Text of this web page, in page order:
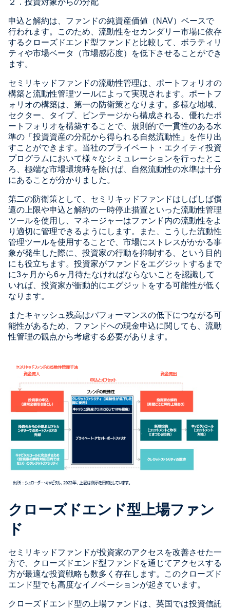
２．投資対象からの分配
申込と解約は、ファンドの純資産価値（NAV）ベースで
行われます。このため、流動性をセカンダリー市場に依存
するクローズドエンド型ファンドと比較して、ボラティリ
ティや市場ベータ（市場感応度）を低下させることができ
ます。
セミリキッドファンドの流動性管理は、ポートフォリオの
構築と流動性管理ツールによって実現されます。ポートフ
ォリオの構築は、第一の防衛策となります。多様な地域、
セクター、タイプ、ビンテージから構成される、優れたポ
ートフォリオを構築することで、規則的で一貫性のある水
準の「投資資産の分配から得られる自然流動性」を作り出
すことができます。当社のプライベート・エクイティ投資
プログラムにおいて様々なシミュレーションを行ったとこ
ろ、極端な市場環境時を除けば、自然流動性の水準は十分
にあることが分かりました。
第二の防衛策として、セミリキッドファンドはしばしば償
還の上限や申込と解約の一時停止措置といった流動性管理
ツールを使用し、マネージャーはファンド内の流動性をよ
り適切に管理できるようにします。また、こうした流動性
管理ツールを使用することで、市場にストレスがかかる事
象が発生した際に、投資家の行動を抑制する、という目的
にも役立ちます。投資家がファンドをエグジットするまで
に3ヶ月から6ヶ月待たなければならないことを認識して
いれば、投資家が衝動的にエグジットをする可能性が低く
なります。
またキャッシュ残高はパフォーマンスの低下につながる可
能性があるため、ファンドへの現金申込に関しても、流動
性管理の観点から考慮する必要があります。
クローズドエンド型上場ファン
ド
セミリキッドファンドが投資家のアクセスを改善させた一
方で、クローズドエンド型ファンドを通じてアクセスする
方が最適な投資戦略も数多く存在します。このクローズド
エンド型でも高度なイノベーションが起きています。
クローズドエンド型の上場ファンドは、英国では投資信託